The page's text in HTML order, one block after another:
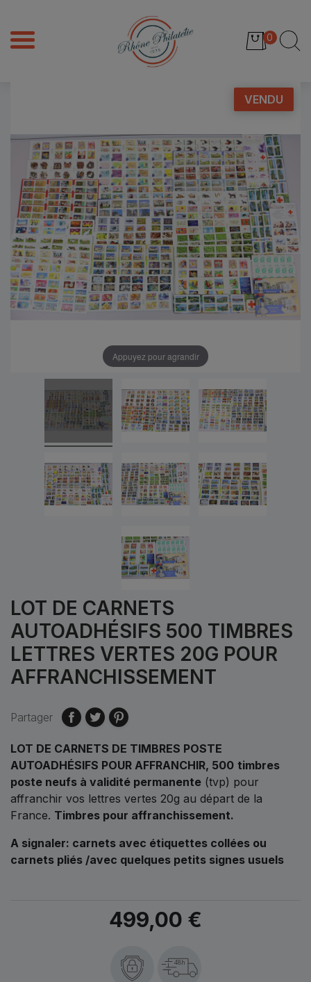
0
VENDU
Appuyez pour agrandir
LOT DE CARNETS
AUTOADHÉSIFS 500 TIMBRES
LETTRES VERTES 20G POUR
AFFRANCHISSEMENT
Partager
LOT DE CARNETS DE TIMBRES POSTE
AUTOADHÉSIFS POUR AFFRANCHIR, 500 timbres
poste neufs à validité permanente (tvp) pour
affranchir vos lettres vertes 20g au départ de la
France. Timbres pour affranchissement.
A signaler: carnets avec étiquettes collées ou
carnets pliés /avec quelques petits signes usuels
499,00 €
48h